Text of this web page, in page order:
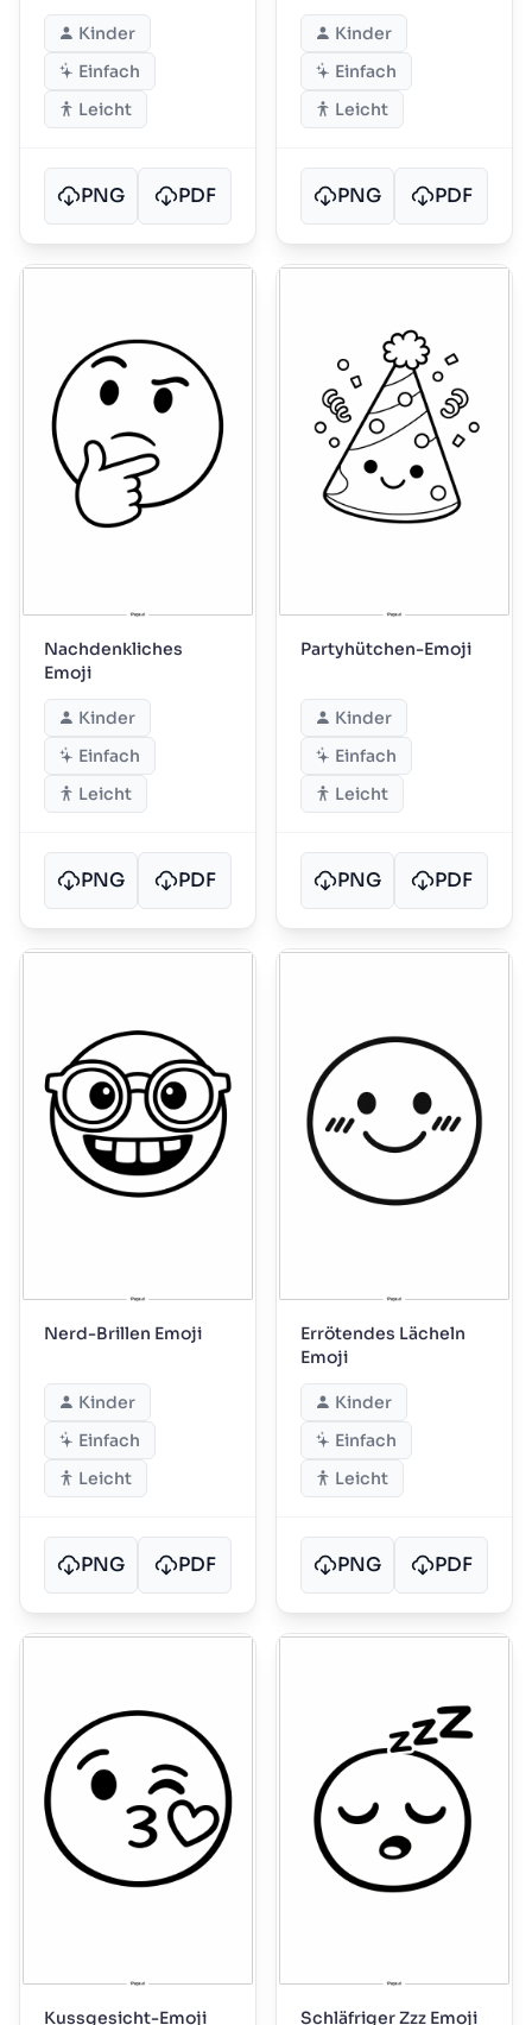
Kinder
Einfach
Leicht
PNG PDF
Kinder
Einfach
Leicht
PNG PDF
Nachdenkliches
Emoji
Kinder
Einfach
Leicht
PNG PDF
Partyhütchen-Emoji
Kinder
Einfach
Leicht
PNG PDF
Nerd-Brillen Emoji
Kinder
Einfach
Leicht
PNG PDF
Errötendes Lächeln
Emoji
Kinder
Einfach
Leicht
PNG PDF
Kussgesicht-Emoji Schläfriger Zzz Emoji